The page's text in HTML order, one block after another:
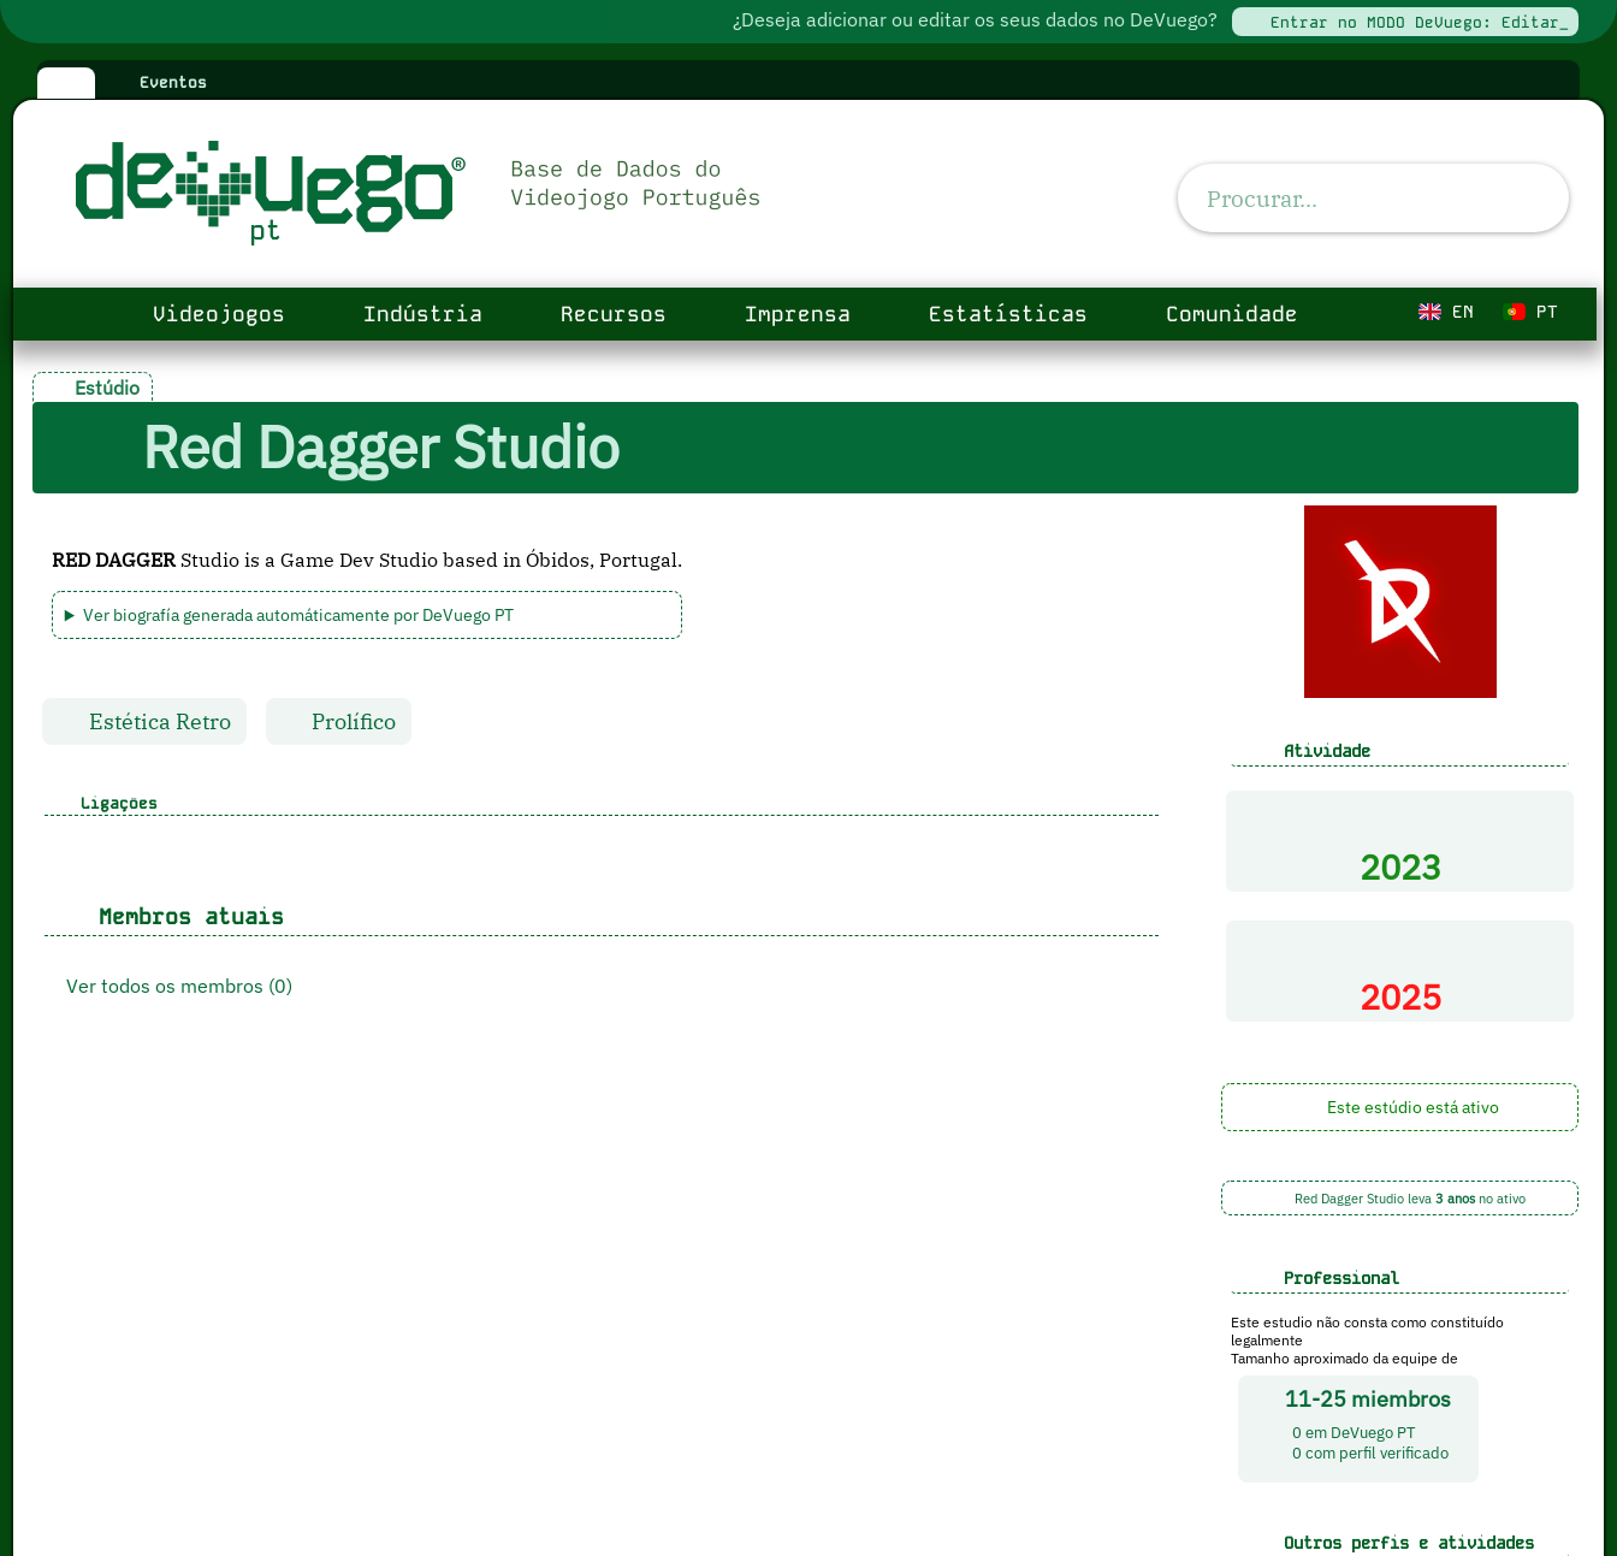
¿Deseja adicionar ou editar os seus dados no DeVuego? Entrar no MODO DeVuego: Editar_
Eventos
Videojogos Indústria Recursos Imprensa Estatísticas Comunidade PT
EN
Estúdio
Red Dagger Studio
RED DAGGER Studio is a Game Dev Studio based in Óbidos, Portugal.
Ver biografía generada automáticamente por DeVuego PT
Estética Retro Prolífico
Ligações
Membros atuais
Ver todos os membros (0)
Atividade
2023
2025
Este estúdio está ativo
Red Dagger Studio leva3 anos no ativo
Professional
Este estudio não consta como constituído
legalmente
Tamanho aproximado da equipe de
11-25 miembros
0 em DeVuego PT
0 com perfil verificado
Outros perfis e atividades